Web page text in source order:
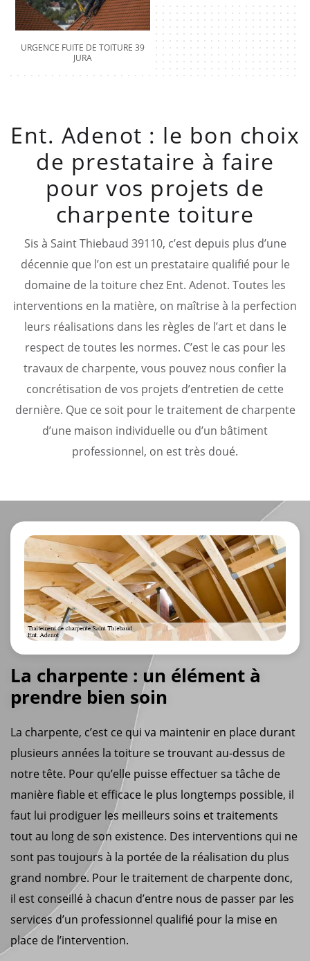
URGENCE FUITE DE TOITURE 39
JURA
Ent. Adenot : le bon choix
de prestataire à faire
pour vos projets de
charpente toiture
Sis à Saint Thiebaud 39110, c’est depuis plus d’une
décennie que l’on est un prestataire qualifié pour le
domaine de la toiture chez Ent. Adenot. Toutes les
interventions en la matière, on maîtrise à la perfection
leurs réalisations dans les règles de l’art et dans le
respect de toutes les normes. C’est le cas pour les
travaux de charpente, vous pouvez nous confier la
concrétisation de vos projets d’entretien de cette
dernière. Que ce soit pour le traitement de charpente
d’une maison individuelle ou d’un bâtiment
professionnel, on est très doué.
La charpente : un élément à
prendre bien soin
La charpente, c’est ce qui va maintenir en place durant
plusieurs années la toiture se trouvant au-dessus de
notre tête. Pour qu’elle puisse effectuer sa tâche de
manière fiable et efficace le plus longtemps possible, il
faut lui prodiguer les meilleurs soins et traitements
tout au long de son existence. Des interventions qui ne
sont pas toujours à la portée de la réalisation du plus
grand nombre. Pour le traitement de charpente donc,
il est conseillé à chacun d’entre nous de passer par les
services d’un professionnel qualifié pour la mise en
place de l’intervention.